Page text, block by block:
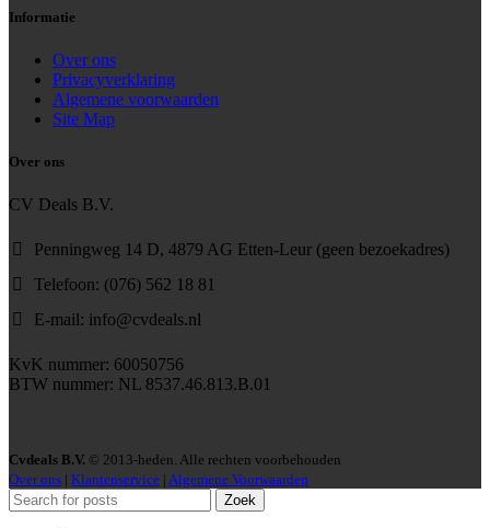
Informatie
Over ons
Privacyverklaring
Algemene voorwaarden
Site Map
Over ons
CV Deals B.V.
Penningweg 14 D, 4879 AG Etten-Leur (geen bezoekadres)
Telefoon: (076) 562 18 81
E-mail: info@cvdeals.nl
KvK nummer: 60050756
BTW nummer: NL 8537.46.813.B.01
Cvdeals B.V. © 2013-heden. Alle rechten voorbehouden
Over ons | Klantenservice | Algemene Voorwaarden
Zoek